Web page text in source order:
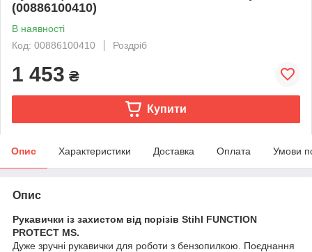
(00886100410)
В наявності
Код: 00886100410
Роздріб
1 453 ₴
Купити
Опис Характеристики Доставка Оплата Умови
Опис
Рукавички із захистом від порізів Stihl FUNCTION
PROTECT MS.
Дуже зручні рукавички для роботи з бензопилкою. Поєднання